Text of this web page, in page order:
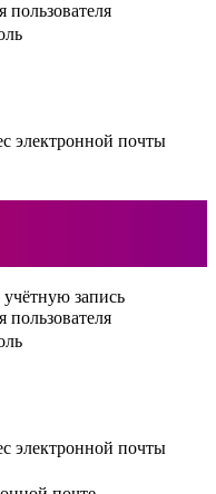
электронной почты
запись
электронной почты